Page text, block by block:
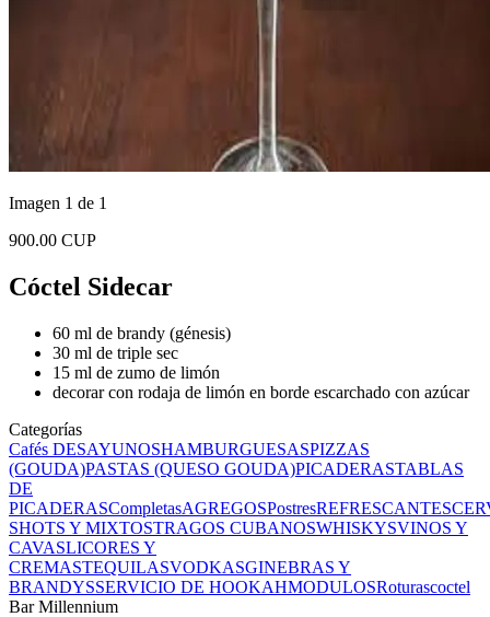
Imagen 1 de 1
900.00 CUP
Cóctel Sidecar
60 ml de brandy (génesis)
30 ml de triple sec
15 ml de zumo de limón
decorar con rodaja de limón en borde escarchado con azúcar
Categorías
Cafés DESAYUNOSHAMBURGUESASPIZZAS
(GOUDA)PASTAS (QUESO GOUDA)PICADERASTABLAS
DE
PICADERASCompletasAGREGOSPostresREFRESCANTES
SHOTS Y MIXTOSTRAGOS CUBANOSWHISKYSVINOS Y
CAVASLICORES Y
CREMASTEQUILASVODKASGINEBRAS Y
BRANDYSSERVICIO DE HOOKAHMODULOSRoturascoctel
Bar Millennium